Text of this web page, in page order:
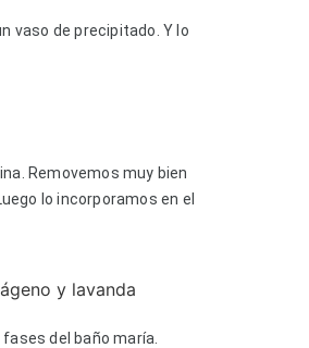
vaso de precipitado. Y lo
Removemos muy bien
lo incorporamos en el
del baño maría.